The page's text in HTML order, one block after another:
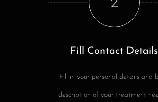
Fill Contact Details
Fill in your personal details and
description of your treatment